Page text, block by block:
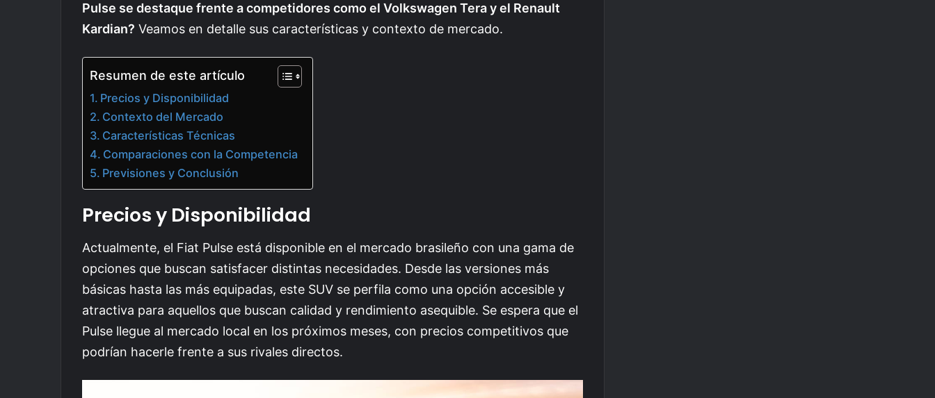
Pulse se destaque frente a competidores como el Volkswagen Tera y el Renault
Kardian? Veamos en detalle sus características y contexto de mercado.
Resumen de este artículo
Precios y Disponibilidad
Contexto del Mercado
Características Técnicas
Comparaciones con la Competencia
Previsiones y Conclusión
Precios y Disponibilidad
Actualmente, el Fiat Pulse está disponible en el mercado brasileño con una gama de
opciones que buscan satisfacer distintas necesidades. Desde las versiones más
básicas hasta las más equipadas, este SUV se perfila como una opción accesible y
atractiva para aquellos que buscan calidad y rendimiento asequible. Se espera que el
Pulse llegue al mercado local en los próximos meses, con precios competitivos que
podrían hacerle frente a sus rivales directos.